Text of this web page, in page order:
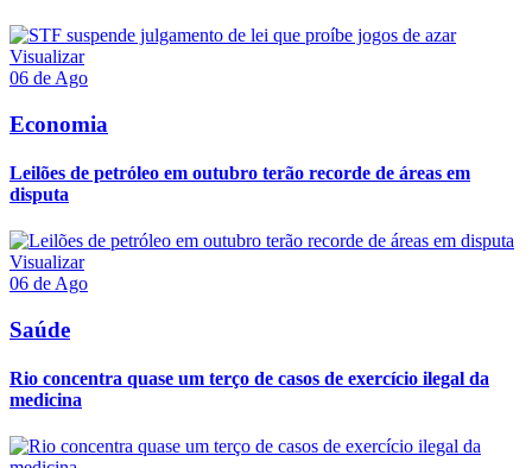
Visualizar
06 de Ago
Economia
Leilões de petróleo em outubro terão recorde de áreas em
disputa
Visualizar
06 de Ago
Saúde
Rio concentra quase um terço de casos de exercício ilegal da
medicina